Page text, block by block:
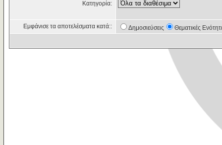
Κατηγορία:
Εμφάνισε τα αποτελέσματα κατά:: Δημοσιεύσεις Θεματικές